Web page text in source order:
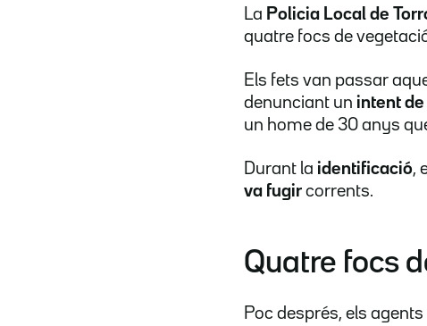
La Policia Local de
quatre focs de
Els fets van passar
denunciant un intent
un home de 30 anys
Durant la identificació,
va fugir corrents.
Quatre focs
Poc després, els